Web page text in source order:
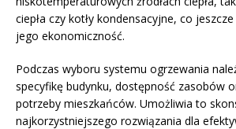
ciepła czy kotły kondensacyjne, co
jego ekonomiczność.
Podczas wyboru systemu ogrzewania
specyfikę budynku, dostępność zasobów
potrzeby mieszkańców. Umożliwia to
najkorzystniejszego rozwiązania dla